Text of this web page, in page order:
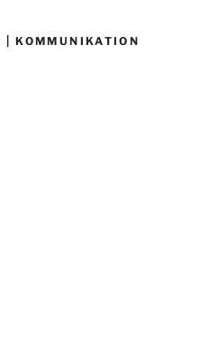
|KOMMUNIKATION